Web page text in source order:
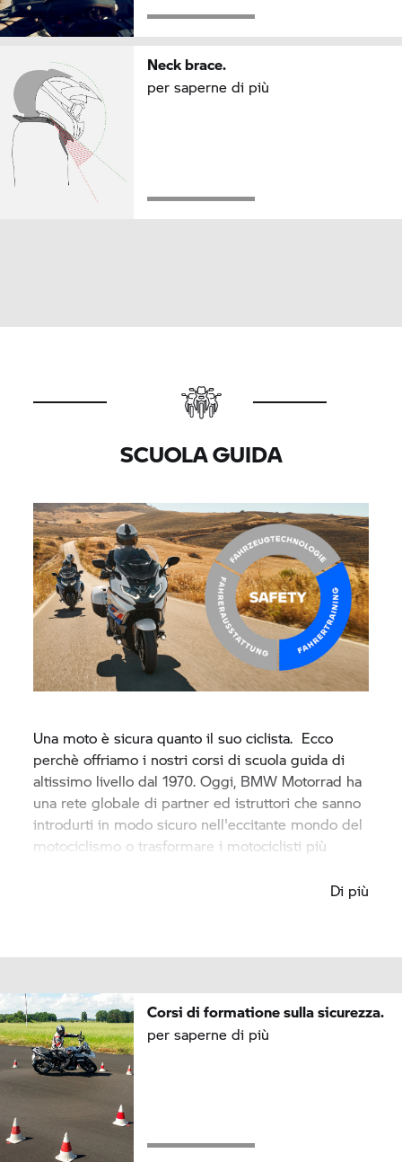
Neck brace.
per saperne di più
SCUOLA GUIDA
Una moto è sicura quanto il suo ciclista. Ecco
perchè offriamo i nostri corsi di scuola guida di
altissimo livello dal 1970. Oggi, BMW Motorrad ha
una rete globale di partner ed istruttori che sanno
introdurti in modo sicuro nell'eccitante mondo del
motociclismo o trasformare i motociclisti più
Di più
Corsi di formatione sulla sicurezza.
per saperne di più